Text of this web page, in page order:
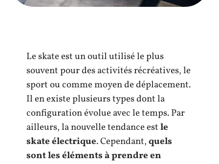
Le skate est un outil utilisé le plus
souvent pour des activités récréatives, le
sport ou comme moyen de déplacement.
Il en existe plusieurs types dont la
configuration évolue avec le temps. Par
ailleurs, la nouvelle tendance estle
skate électrique. Cependant,quels
sont les éléments à prendre en